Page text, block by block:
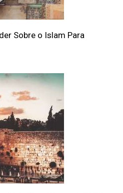
Sobre o Islam Para